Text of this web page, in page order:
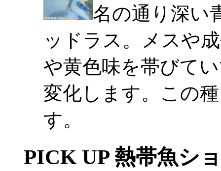
名の通り深い
ッドラス。メスや
や黄色味を帯びて
変化します。この
す。
PICK UP 熱帯魚シ